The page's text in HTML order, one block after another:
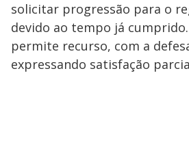
solicitar progressão para o
devido ao tempo já
permite recurso, com a
expressando satisfação